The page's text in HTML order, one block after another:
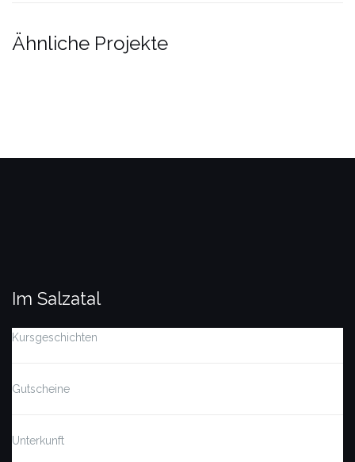
Ähnliche Projekte
Im Salzatal
Kursgeschichten
Gutscheine
Unterkunft